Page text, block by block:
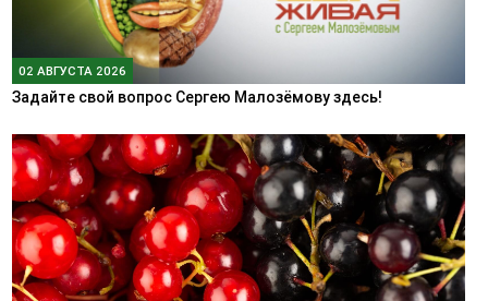
02 АВГУСТА 2026
Задайте свой вопрос Сергею Малозёмову здесь!